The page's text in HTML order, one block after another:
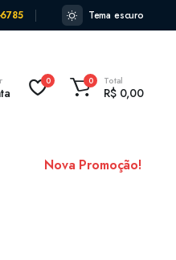
Tema escuro
0 0 Total
R$0,00
Nova Promoção!